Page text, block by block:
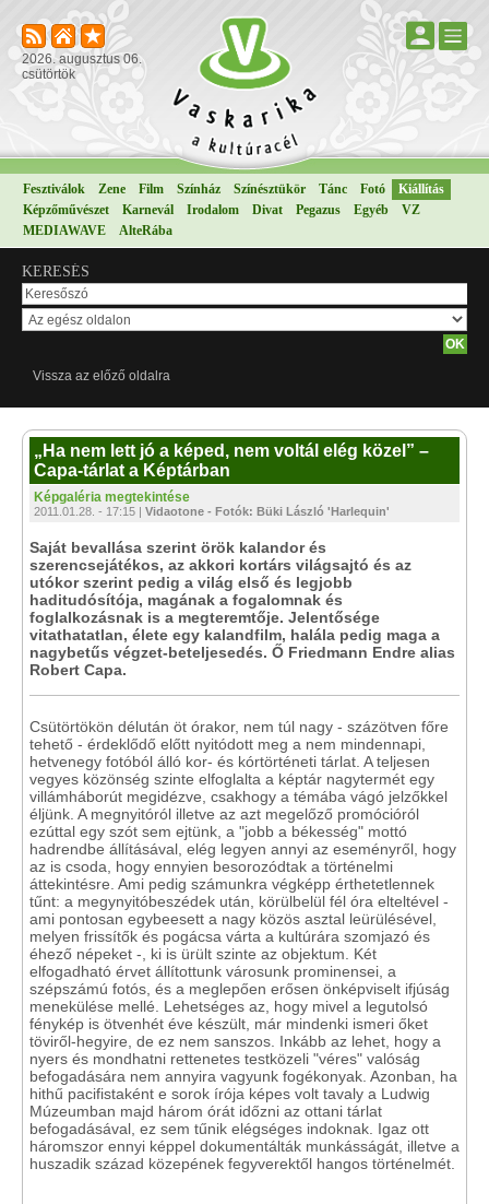
2026. augusztus 06.
csütörtök
Fesztiválok Zene Film Színház Színésztükör Tánc Fotó
Kiállítás
Képzőművészet
Karnevál Irodalom Divat Pegazus Egyéb
VZ
MEDIAWAVE
AlteRába
KERESÉS
Vissza az előző oldalra
„Ha nem lett jó a képed, nem voltál elég közel” –
Capa-tárlat a Képtárban
Képgaléria megtekintése
2011.01.28. - 17:15 | Vidaotone - Fotók: Büki László 'Harlequin'
Saját bevallása szerint örök kalandor és
szerencsejátékos, az akkori kortárs világsajtó és az
utókor szerint pedig a világ első és legjobb
haditudósítója, magának a fogalomnak és
foglalkozásnak is a megteremtője. Jelentősége
vitathatatlan, élete egy kalandfilm, halála pedig maga a
nagybetűs végzet-beteljesedés. Ő Friedmann Endre alias
Robert Capa.
Csütörtökön délután öt órakor, nem túl nagy - százötven főre
tehető - érdeklődő előtt nyitódott meg a nem mindennapi,
hetvenegy fotóból álló kor- és kórtörténeti tárlat. A teljesen
vegyes közönség szinte elfoglalta a képtár nagytermét egy
villámháborút megidézve, csakhogy a témába vágó jelzőkkel
éljünk. A megnyitóról illetve az azt megelőző promócióról
ezúttal egy szót sem ejtünk, a "jobb a békesség" mottó
hadrendbe állításával, elég legyen annyi az eseményről, hogy
az is csoda, hogy ennyien besorozódtak a történelmi
áttekintésre. Ami pedig számunkra végképp érthetetlennek
tűnt: a megynyitóbeszédek után, körülbelül fél óra elteltével -
ami pontosan egybeesett a nagy közös asztal leürülésével,
melyen frissítők és pogácsa várta a kultúrára szomjazó és
éhező népeket -, ki is ürült szinte az objektum. Két
elfogadható érvet állítottunk városunk prominensei, a
szépszámú fotós, és a meglepően erősen önképviselt ifjúság
menekülése mellé. Lehetséges az, hogy mivel a legutolsó
fénykép is ötvenhét éve készült, már mindenki ismeri őket
töviről-hegyire, de ez nem sanszos. Inkább az lehet, hogy a
nyers és mondhatni rettenetes testközeli "véres" valóság
befogadására nem annyira vagyunk fogékonyak. Azonban, ha
hithű pacifistaként e sorok írója képes volt tavaly a Ludwig
Múzeumban majd három órát időzni az ottani tárlat
befogadásával, ez sem tűnik elégséges indoknak. Igaz ott
háromszor ennyi képpel dokumentálták munkásságát, illetve a
huszadik század közepének fegyverektől hangos történelmét.